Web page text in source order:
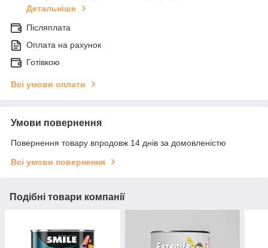
Детальніше
Післяплата
Оплата на рахунок
Готівкою
Всі умови оплати
Умови повернення
Повернення товару впродовж 14 днів за домовленістю
Всі умови повернення
Подібні товари компанії